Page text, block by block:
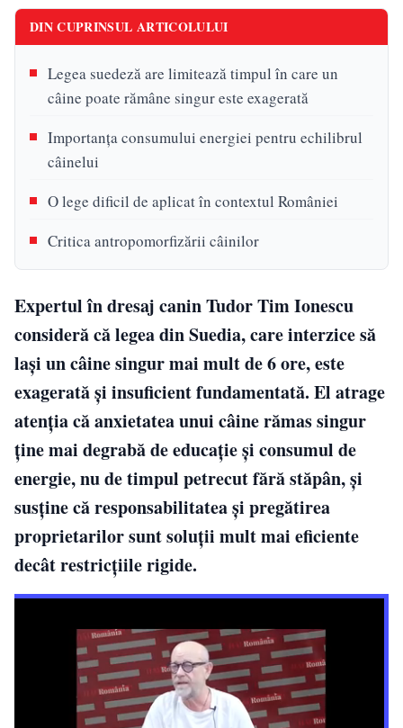
DIN CUPRINSUL ARTICOLULUI
Legea suedeză are limitează timpul în care un
câine poate rămâne singur este exagerată
Importanța consumului energiei pentru echilibrul
câinelui
O lege dificil de aplicat în contextul României
Critica antropomorfizării câinilor
Expertul în dresaj canin Tudor Tim Ionescu
consideră că legea din Suedia, care interzice să
lași un câine singur mai mult de 6 ore, este
exagerată și insuficient fundamentată. El atrage
atenția că anxietatea unui câine rămas singur
ține mai degrabă de educație și consumul de
energie, nu de timpul petrecut fără stăpân, și
susține că responsabilitatea și pregătirea
proprietarilor sunt soluții mult mai eficiente
decât restricțiile rigide.